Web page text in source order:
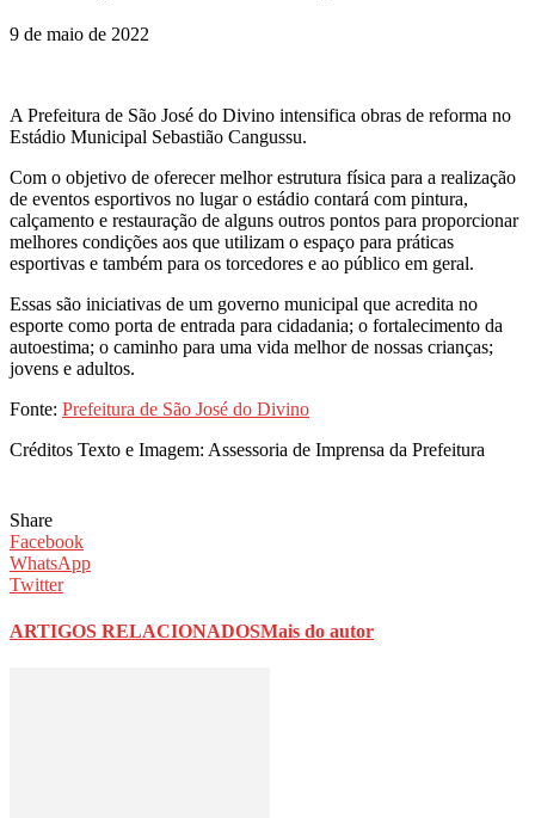
9 de maio de 2022
A Prefeitura de São José do Divino intensifica obras de reforma no
Estádio Municipal Sebastião Cangussu.
Com o objetivo de oferecer melhor estrutura física para a realização
de eventos esportivos no lugar o estádio contará com pintura,
calçamento e restauração de alguns outros pontos para proporcionar
melhores condições aos que utilizam o espaço para práticas
esportivas e também para os torcedores e ao público em geral.
Essas são iniciativas de um governo municipal que acredita no
esporte como porta de entrada para cidadania; o fortalecimento da
autoestima; o caminho para uma vida melhor de nossas crianças;
jovens e adultos.
Fonte: Prefeitura de São José do Divino
Créditos Texto e Imagem: Assessoria de Imprensa da Prefeitura
Share
Facebook
WhatsApp
Twitter
ARTIGOS RELACIONADOSMais do autor